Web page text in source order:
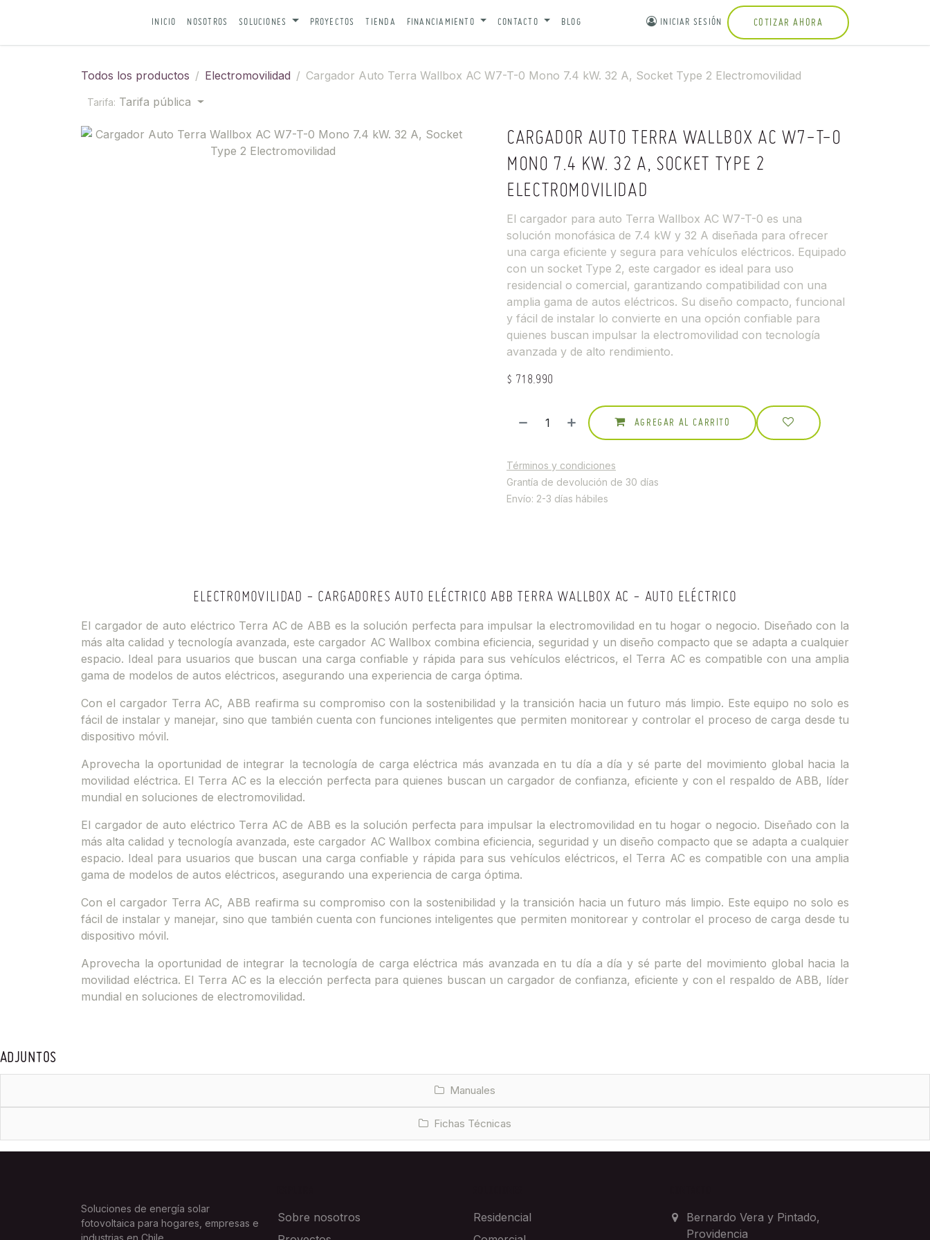
INICIO NOSOTROS SOLUCIONES PROYECTOS TIENDA FINANCIAMIENTO CONTACTO BLOG INICIAR SESIÓN COTIZAR AHORA
Todos los productos Electromovilidad Cargador Auto Terra Wallbox AC W7-T-0 Mono 7.4 kW. 32 A, Socket Type 2 Electromovilidad
Tarifa: Tarifa pública
CARGADOR AUTO TERRA WALLBOX AC W7-T-0
MONO 7.4 KW. 32 A, SOCKET TYPE 2
ELECTROMOVILIDAD
El cargador para auto Terra Wallbox AC W7-T-0 es una
solución monofásica de 7.4 kW y 32 A diseñada para ofrecer
una carga eficiente y segura para vehículos eléctricos. Equipado
con un socket Type 2, este cargador es ideal para uso
residencial o comercial, garantizando compatibilidad con una
amplia gama de autos eléctricos. Su diseño compacto, funcional
y fácil de instalar lo convierte en una opción confiable para
quienes buscan impulsar la electromovilidad con tecnología
avanzada y de alto rendimiento.
$ 718.990
AGREGAR AL CARRITO
Términos y condiciones
Grantía de devolución de 30 días
Envío: 2-3 días hábiles
ELECTROMOVILIDAD - CARGADORES AUTO ELÉCTRICO ABB TERRA WALLBOX AC - AUTO ELÉCTRICO
El cargador de auto eléctrico Terra AC de ABB es la solución perfecta para impulsar la electromovilidad en tu hogar o negocio. Diseñado con la
más alta calidad y tecnología avanzada, este cargador AC Wallbox combina eficiencia, seguridad y un diseño compacto que se adapta a cualquier
espacio. Ideal para usuarios que buscan una carga confiable y rápida para sus vehículos eléctricos, el Terra AC es compatible con una amplia
gama de modelos de autos eléctricos, asegurando una experiencia de carga óptima.
Con el cargador Terra AC, ABB reafirma su compromiso con la sostenibilidad y la transición hacia un futuro más limpio. Este equipo no solo es
fácil de instalar y manejar, sino que también cuenta con funciones inteligentes que permiten monitorear y controlar el proceso de carga desde tu
dispositivo móvil.
Aprovecha la oportunidad de integrar la tecnología de carga eléctrica más avanzada en tu día a día y sé parte del movimiento global hacia la
movilidad eléctrica. El Terra AC es la elección perfecta para quienes buscan un cargador de confianza, eficiente y con el respaldo de ABB, líder
mundial en soluciones de electromovilidad.
El cargador de auto eléctrico Terra AC de ABB es la solución perfecta para impulsar la electromovilidad en tu hogar o negocio. Diseñado con la
más alta calidad y tecnología avanzada, este cargador AC Wallbox combina eficiencia, seguridad y un diseño compacto que se adapta a cualquier
espacio. Ideal para usuarios que buscan una carga confiable y rápida para sus vehículos eléctricos, el Terra AC es compatible con una amplia
gama de modelos de autos eléctricos, asegurando una experiencia de carga óptima.
Con el cargador Terra AC, ABB reafirma su compromiso con la sostenibilidad y la transición hacia un futuro más limpio. Este equipo no solo es
fácil de instalar y manejar, sino que también cuenta con funciones inteligentes que permiten monitorear y controlar el proceso de carga desde tu
dispositivo móvil.
Aprovecha la oportunidad de integrar la tecnología de carga eléctrica más avanzada en tu día a día y sé parte del movimiento global hacia la
movilidad eléctrica. El Terra AC es la elección perfecta para quienes buscan un cargador de confianza, eficiente y con el respaldo de ABB, líder
mundial en soluciones de electromovilidad.
ADJUNTOS
Manuales
Fichas Técnicas
Soluciones de energía solar
fotovoltaica para hogares, empresas e
industrias en Chile.
Sobre nosotros
Residencial
Bernardo Vera y Pintado,
Providencia